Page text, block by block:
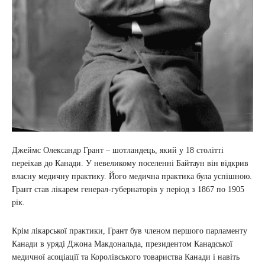
Джеймс Олександр Грант – шотландець, який у 18 столітті
переїхав до Канади. У невеликому поселенні Байтаун він відкрив
власну медичну практику. Його медична практика була успішною.
Грант став лікарем генерал-губернаторів у період з 1867 по 1905
рік.
Крім лікарської практики, Грант був членом першого парламенту
Канади в уряді Джона Макдональда, президентом Канадської
медичної асоціації та Королівського товариства Канади і навіть